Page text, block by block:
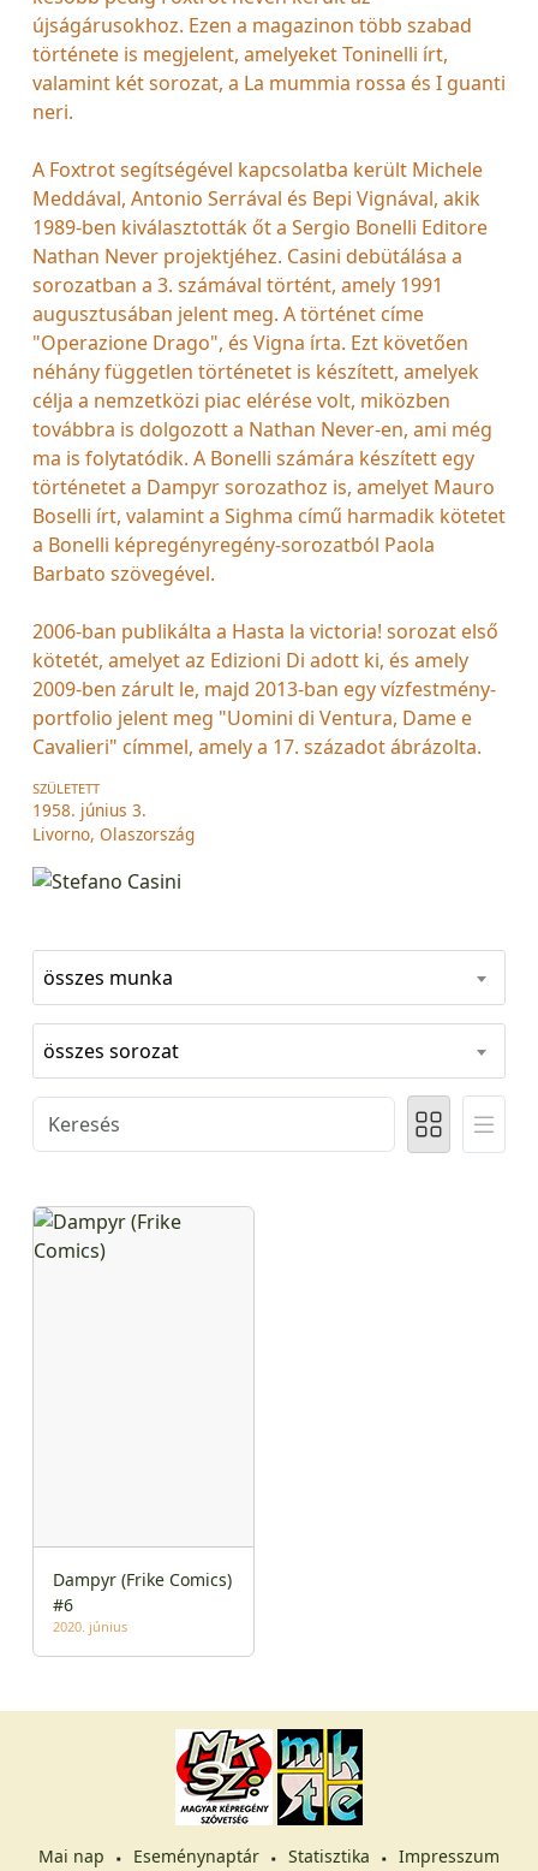
újságárusokhoz. Ezen a magazinon több szabad
története is megjelent, amelyeket Toninelli írt,
valamint két sorozat, a La mummia rossa és I guanti
neri.
A Foxtrot segítségével kapcsolatba került Michele
Meddával, Antonio Serrával és Bepi Vignával, akik
1989-ben kiválasztották őt a Sergio Bonelli Editore
Nathan Never projektjéhez. Casini debütálása a
sorozatban a 3. számával történt, amely 1991
augusztusában jelent meg. A történet címe
"Operazione Drago", és Vigna írta. Ezt követően
néhány független történetet is készített, amelyek
célja a nemzetközi piac elérése volt, miközben
továbbra is dolgozott a Nathan Never-en, ami még
ma is folytatódik. A Bonelli számára készített egy
történetet a Dampyr sorozathoz is, amelyet Mauro
Boselli írt, valamint a Sighma című harmadik kötetet
a Bonelli képregényregény-sorozatból Paola
Barbato szövegével.
2006-ban publikálta a Hasta la victoria! sorozat első
kötetét, amelyet az Edizioni Di adott ki, és amely
2009-ben zárult le, majd 2013-ban egy vízfestmény-
portfolio jelent meg "Uomini di Ventura, Dame e
Cavalieri" címmel, amely a 17. századot ábrázolta.
SZÜLETETT
1958. június 3.
Livorno, Olaszország
összes munka
összes sorozat
Dampyr (Frike Comics)
#6
2020. június
Mai nap Eseménynaptár Statisztika
Impresszum